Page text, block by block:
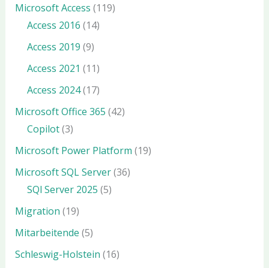
Microsoft Access (119)
Access 2016 (14)
Access 2019 (9)
Access 2021 (11)
Access 2024(17)
Microsoft Office 365 (42)
Copilot(3)
Microsoft Power Platform (19)
Microsoft SQL Server(36)
SQl Server 2025 (5)
Migration (19)
Mitarbeitende (5)
Schleswig-Holstein (16)